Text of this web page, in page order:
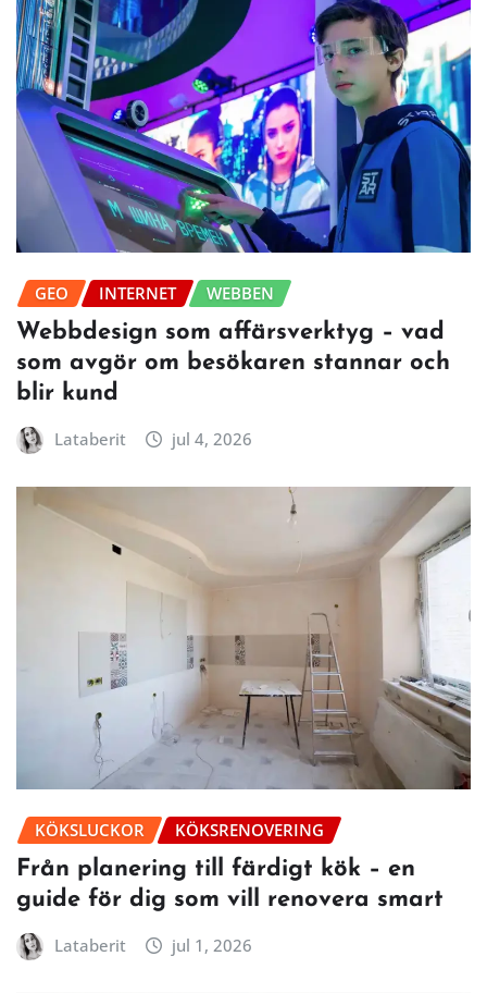
GEO INTERNET WEBBEN
Webbdesign som affärsverktyg – vad
som avgör om besökaren stannar och
blir kund
Lataberit jul 4, 2026
KÖKSLUCKOR KÖKSRENOVERING
Från planering till färdigt kök – en
guide för dig som vill renovera smart
Lataberit jul 1, 2026